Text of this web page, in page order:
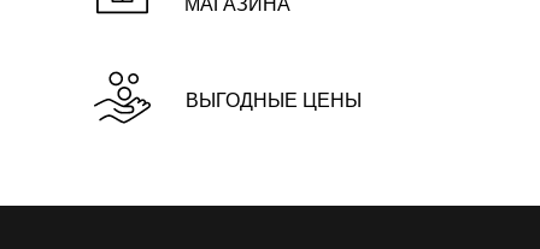
ВЫГОДНЫЕ ЦЕНЫ